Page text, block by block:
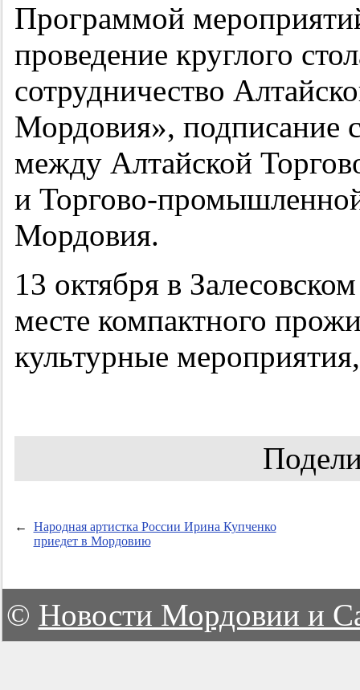
Программой
проведение круглого
сотрудничество
Мордовия», подписание
между Алтайской
и Торгово-
Мордовия.
13 октября в
месте компактного
культурные
←
Народная артистка России Ирина Купченко
приедет в Мордовию
© Новости Мордовии и